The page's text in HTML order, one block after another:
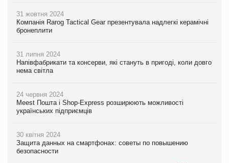
31 жовтня 2024
Компанія Rarog Tactical Gear презентувала надлегкі керамічні
бронеплити
31 липня 2024
Напівфабрикати та консерви, які стануть в пригоді, коли довго
нема світла
24 червня 2024
Meest Пошта і Shop-Express розширюють можливості
українських підприємців
30 квітня 2024
Защита данных на смартфонах: советы по повышению
безопасности